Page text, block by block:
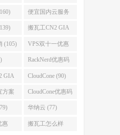
便宜国内云服务
器 (152)
搬瓦工CN2 GIA
(118)
(105) VPS双十一优惠
(102)
RackNerd优惠码
(93)
GIA CloudCone (90)
方案 CloudCone优惠码
(82)
华纳云 (77)
惠 搬瓦工怎么样